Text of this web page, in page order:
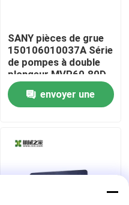
SANY pièces de grue
150106010037A Série
de pompes à double
plongeur MVP60.80D-
06S8/MVP60.80D-
06S5
envoyer une